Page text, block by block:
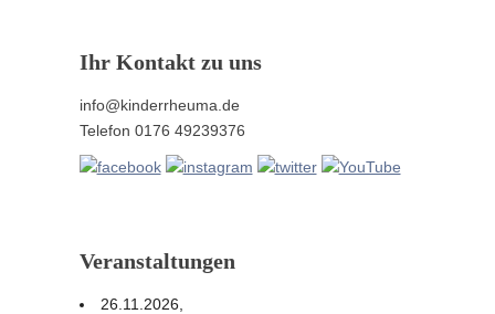
Ihr Kontakt zu uns
info@kinderrheuma.de
Telefon 0176 49239376
Veranstaltungen
26.11.2026,